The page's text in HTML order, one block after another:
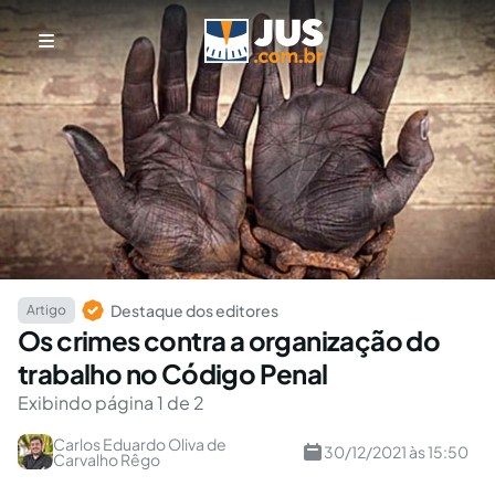
Artigo Destaque dos editores
Os crimes contra a organização do
trabalho no Código Penal
Exibindo página 1 de 2
Carlos Eduardo Oliva de
Carvalho Rêgo 30/12/2021 às 15:50